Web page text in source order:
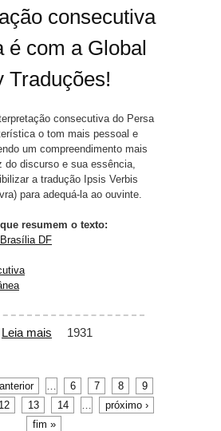
consecutiva
é com a Global
Traduções!
consecutiva do Persa
o tom mais pessoal e
um compreendimento mais
do discurso e sua essência,
a tradução Ipsis Verbis
para adequá-la ao ouvinte.
resumem o texto:
DF
Leia mais sobre Intérprete Persa
1931
6 7 8
9
12 13 14 …
próximo ›
fim »